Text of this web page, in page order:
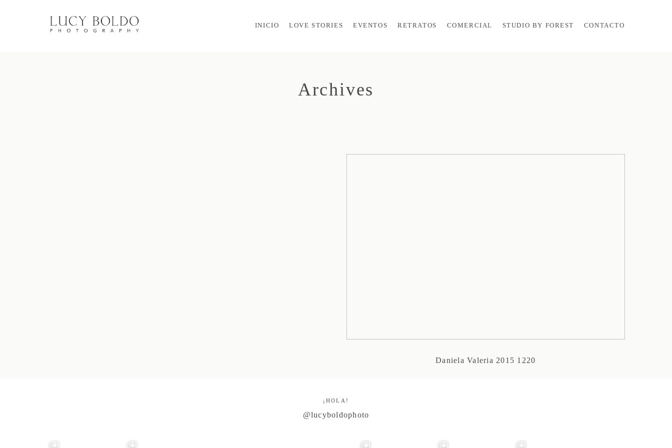
INICIO LOVE STORIES EVENTOS RETRATOS COMERCIAL STUDIO BY FOREST CONTACTO
Archives
Daniela Valeria 2015 1220
¡HOLA!
@lucyboldophoto